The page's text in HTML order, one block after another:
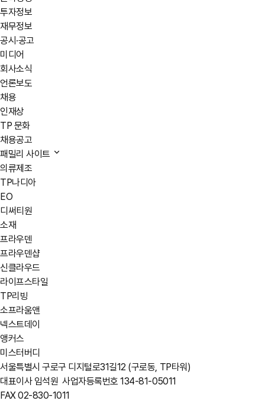
투자정보
재무정보
공시·공고
미디어
회사소식
언론보도
채용
인재상
TP 문화
채용공고
패밀리 사이트
의류제조
TP나디아
EO
디써티원
소재
프라우덴
프라우덴샵
신클라우드
라이프스타일
TP리빙
소프라움앤
넥스트데이
앵커스
미스터버디
서울특별시 구로구 디지털로31길12 (구로동, TP타워)
대표이사 임석원 사업자등록번호 134-81-05011
FAX 02-830-1011